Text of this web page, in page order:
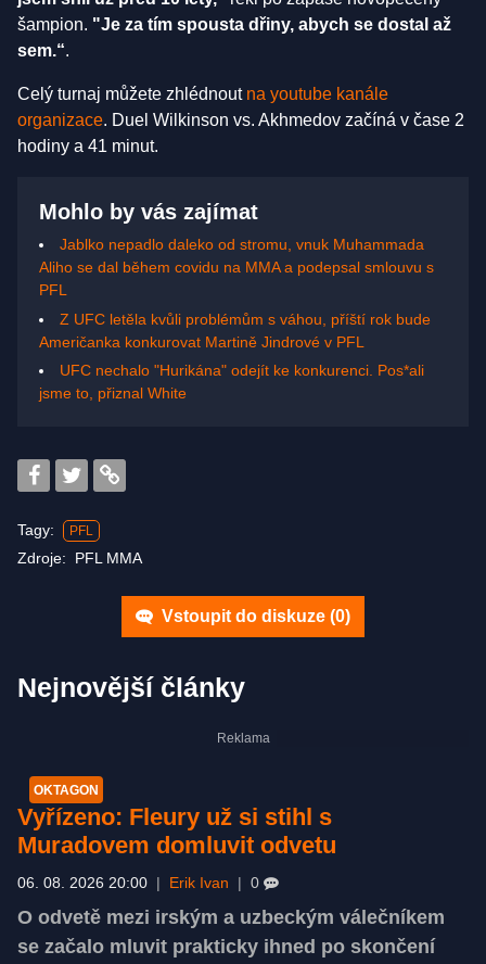
šampion. "Je za tím spousta dřiny, abych se dostal až
sem.“.
Celý turnaj můžete zhlédnout na youtube kanále
organizace. Duel Wilkinson vs. Akhmedov začíná v čase 2
hodiny a 41 minut.
Mohlo by vás zajímat
Jablko nepadlo daleko od stromu, vnuk Muhammada
Aliho se dal během covidu na MMA a podepsal smlouvu s
PFL
Z UFC letěla kvůli problémům s váhou, příští rok bude
Američanka konkurovat Martině Jindrové v PFL
UFC nechalo "Hurikána" odejít ke konkurenci. Pos*ali
jsme to, přiznal White
Tagy: PFL
Zdroje: PFL MMA
Vstoupit do diskuze (0)
Nejnovější články
OKTAGON
Vyřízeno: Fleury už si stihl s
Muradovem domluvit odvetu
06. 08. 2026 20:00 Erik Ivan 0
O odvetě mezi irským a uzbeckým válečníkem
se začalo mluvit prakticky ihned po skončení